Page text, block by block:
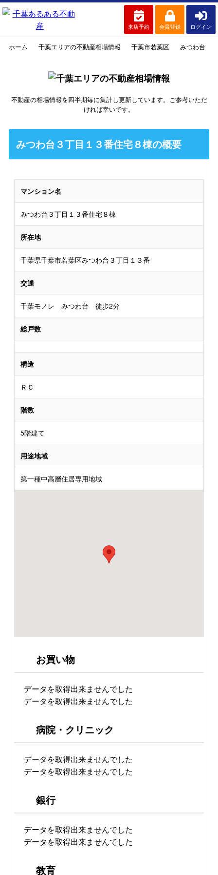
来店予約 会員登録 ログイン
ホーム 千葉エリアの不動産相場情報 千葉市若葉区 みつわ台
不動産の相場情報を四半期毎に集計し更新しています。ご参考いただ
ければ幸いです。
みつわ台３丁目１３番住宅８棟の概要
マンション名
みつわ台３丁目１３番住宅８棟
所在地
千葉県千葉市若葉区みつわ台３丁目１３番
交通
千葉モノレ みつわ台 徒歩2分
総戸数
構造
ＲＣ
階数
5階建て
用途地域
第一種中高層住居専用地域
お買い物
データを取得出来ませんでした
データを取得出来ませんでした
病院・クリニック
データを取得出来ませんでした
データを取得出来ませんでした
銀行
データを取得出来ませんでした
データを取得出来ませんでした
教育